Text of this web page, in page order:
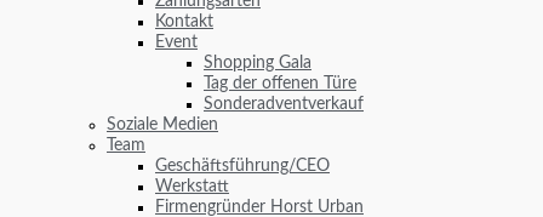
Kontakt
Event
Shopping Gala
Tag der offenen Türe
Sonderadventverkauf
Soziale Medien
Team
Geschäftsführung/CEO
Werkstatt
Firmengründer Horst Urban